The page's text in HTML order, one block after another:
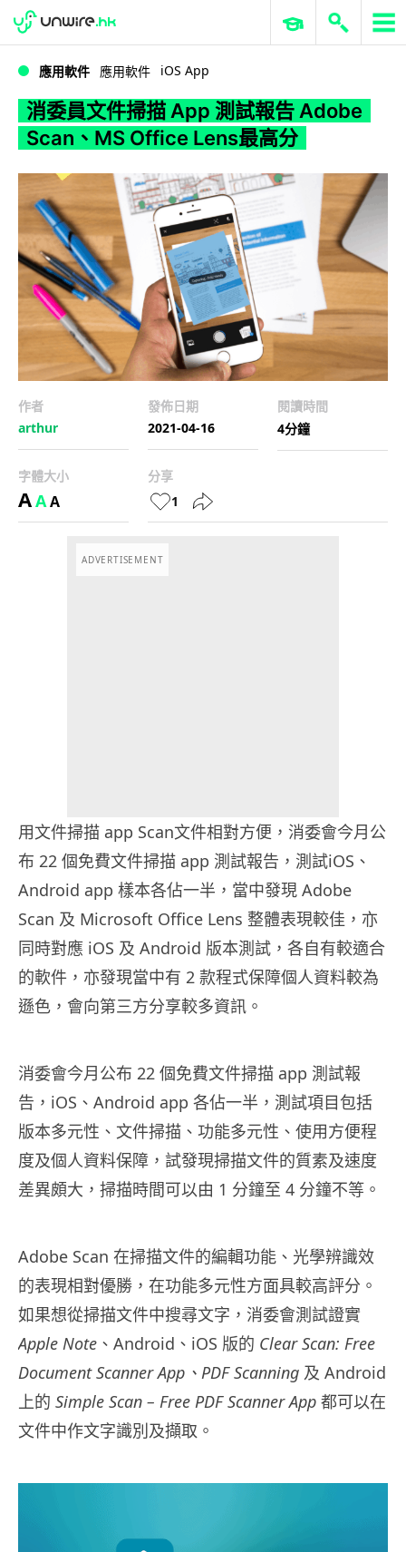
WWDC 2026 ERP 與商業 AI
應用軟件 應用軟件 iOS App
消委員文件掃描 App 測試報告 Adobe
Scan、MS Office Lens最高分
作者
arthur
發佈日期
2021-04-16
閱讀時間
4分鐘
字體大小
AAA
分享
1
ADVERTISEMENT
用文件掃描 app Scan文件相對方便，消委會今月公
布 22 個免費文件掃描 app 測試報告，測試iOS、
Android app 樣本各佔一半，當中發現 Adobe
Scan 及 Microsoft Office Lens 整體表現較佳，亦
同時對應 iOS 及 Android 版本測試，各自有較適合
的軟件，亦發現當中有 2 款程式保障個人資料較為
遜色，會向第三方分享較多資訊。
消委會今月公布 22 個免費文件掃描 app 測試報
告，iOS、Android app 各佔一半，測試項目包括
版本多元性、文件掃描、功能多元性、使用方便程
度及個人資料保障，試發現掃描文件的質素及速度
差異頗大，掃描時間可以由 1 分鐘至 4 分鐘不等。
Adobe Scan 在掃描文件的編輯功能、光學辨識效
的表現相對優勝，在功能多元性方面具較高評分。
如果想從掃描文件中搜尋文字，消委會測試證實
Apple Note 、Android、iOS 版的 Clear Scan: Free
Document Scanner App、PDF Scanning 及 Android
上的 Simple Scan – Free PDF Scanner App 都可以在
文件中作文字識別及擷取。